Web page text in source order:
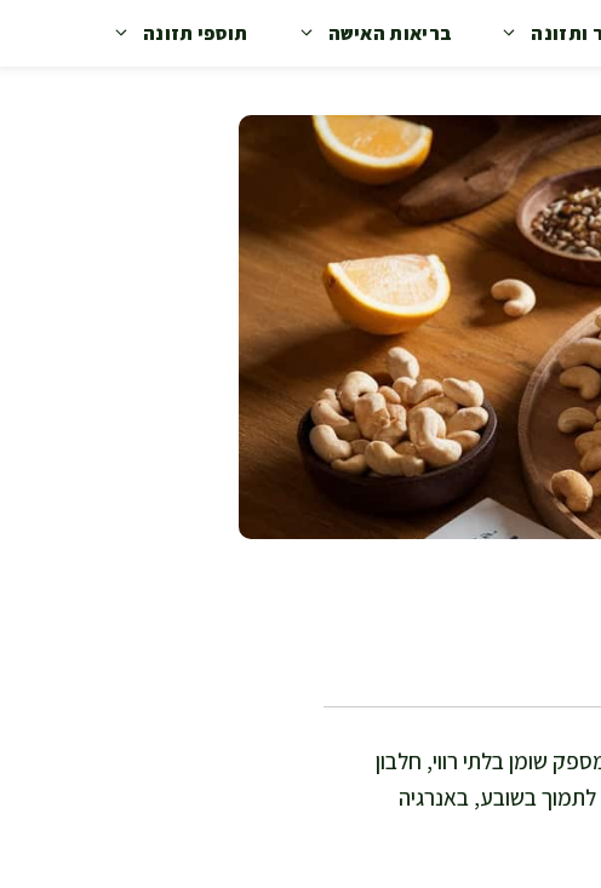
ותזונה בריאות האישה תוספי תזונה
שומן בלתי רווי, חלבון
לתמוך בשובע, באנרגיה